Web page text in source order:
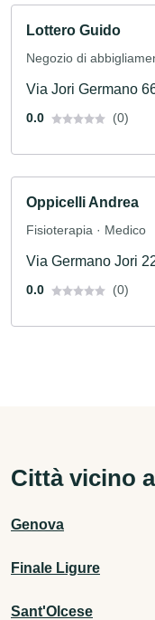
Lottero Guido
Negozio di
Via Jori Germano
0.0 (0)
Oppicelli Andrea
Fisioterapia · Medico
Via Germano Jori
0.0 (0)
Città vicino
Genova
Finale Ligure
Sant'Olcese